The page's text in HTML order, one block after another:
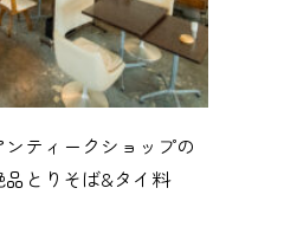
ンティークショップの
とりそば&タイ料